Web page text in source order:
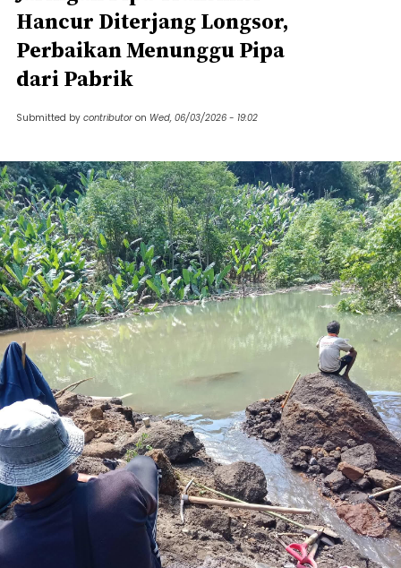
Hancur Diterjang Longsor,
Perbaikan Menunggu Pipa
dari Pabrik
Submitted by contributor on Wed, 06/03/2026 - 19:02